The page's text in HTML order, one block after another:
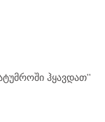
ჰყავდათ''